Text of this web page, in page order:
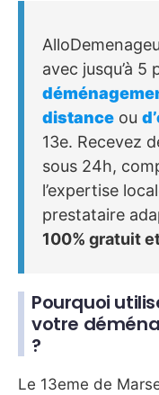
avec jusqu’à
distance ou
13e. Recevez
sous 24h,
l’expertise
prestataire
100% gratuit
Pourquoi
votre
?
Le 13eme de